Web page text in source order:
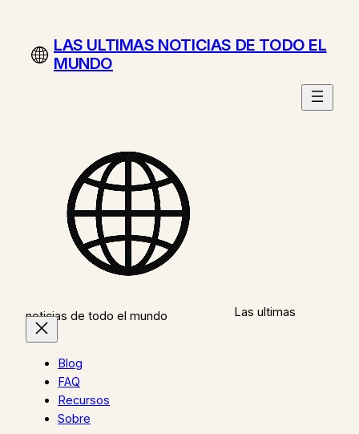
contenidoLAS ULTIMAS NOTICIAS DE TODO EL
MUNDO
Las ultimas
noticias de todo el mundo
Blog
FAQ
Recursos
Sobre